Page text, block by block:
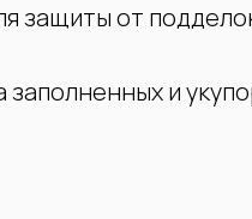
защиты от
и